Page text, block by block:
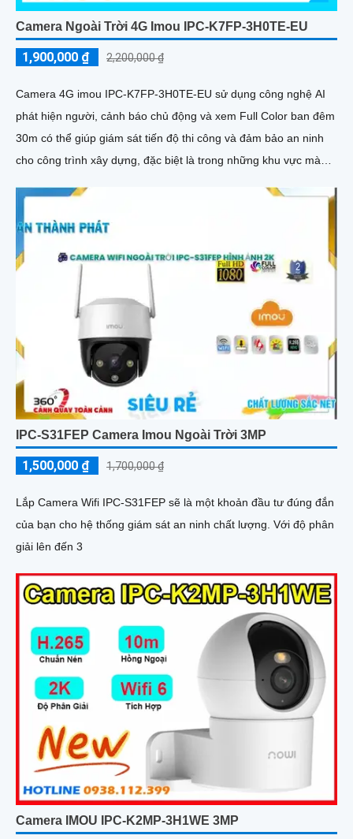
Camera Ngoài Trời 4G Imou IPC-K7FP-3H0TE-EU
1,900,000 ₫ 2,200,000 ₫
Camera 4G imou IPC-K7FP-3H0TE-EU sử dụng công nghệ AI
phát hiện người, cảnh báo chủ động và xem Full Color ban đêm
30m có thể giúp giám sát tiến độ thi công và đảm bảo an ninh
cho công trình xây dựng, đặc biệt là trong những khu vực mà
người và động vật, kết hợp Wifi không dây
IPC-S31FEP Camera Imou Ngoài Trời 3MP
1,500,000 ₫ 1,700,000 ₫
Lắp Camera Wifi IPC-S31FEP sẽ là một khoản đầu tư đúng đắn
của bạn cho hệ thống giám sát an ninh chất lượng. Với độ phân
giải lên đến 3
Camera IMOU IPC-K2MP-3H1WE 3MP